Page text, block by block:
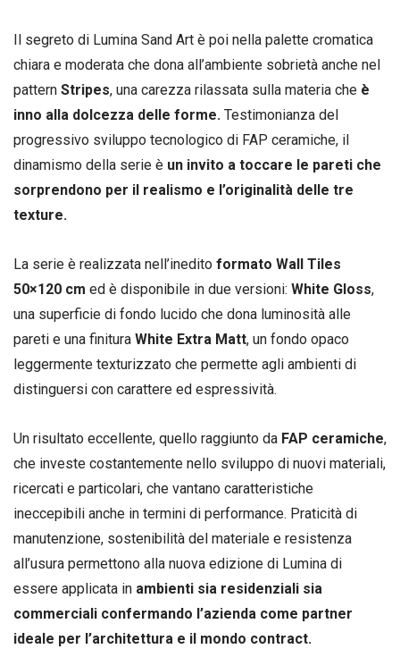
Il segreto di Lumina Sand Art è poi nella palette cromatica
chiara e moderata che dona all’ambiente sobrietà anche nel
pattern Stripes, una carezza rilassata sulla materia che è
inno alla dolcezza delle forme. Testimonianza del
progressivo sviluppo tecnologico di FAP ceramiche, il
dinamismo della serie è un invito a toccare le pareti che
sorprendono per il realismo e l’originalità delle tre
texture.
La serie è realizzata nell’inedito formato Wall Tiles
50×120 cm ed è disponibile in due versioni: White Gloss,
una superficie di fondo lucido che dona luminosità alle
pareti e una finitura White Extra Matt, un fondo opaco
leggermente texturizzato che permette agli ambienti di
distinguersi con carattere ed espressività.
Un risultato eccellente, quello raggiunto da FAP ceramiche,
che investe costantemente nello sviluppo di nuovi materiali,
ricercati e particolari, che vantano caratteristiche
ineccepibili anche in termini di performance. Praticità di
manutenzione, sostenibilità del materiale e resistenza
all’usura permettono alla nuova edizione di Lumina di
essere applicata in ambienti sia residenziali sia
commerciali confermando l’azienda come partner
ideale per l’architettura e il mondo contract.